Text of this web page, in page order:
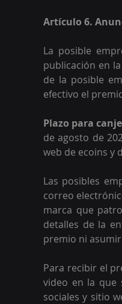
Artículo 6.
La posible
publicación en la
de la posible
efectivo el
Plazo para
de agosto de
web de ecoins y
Las posibles
correo
marca que
detalles de la
premio ni
Para recibir el
video en la que
sociales y sitio